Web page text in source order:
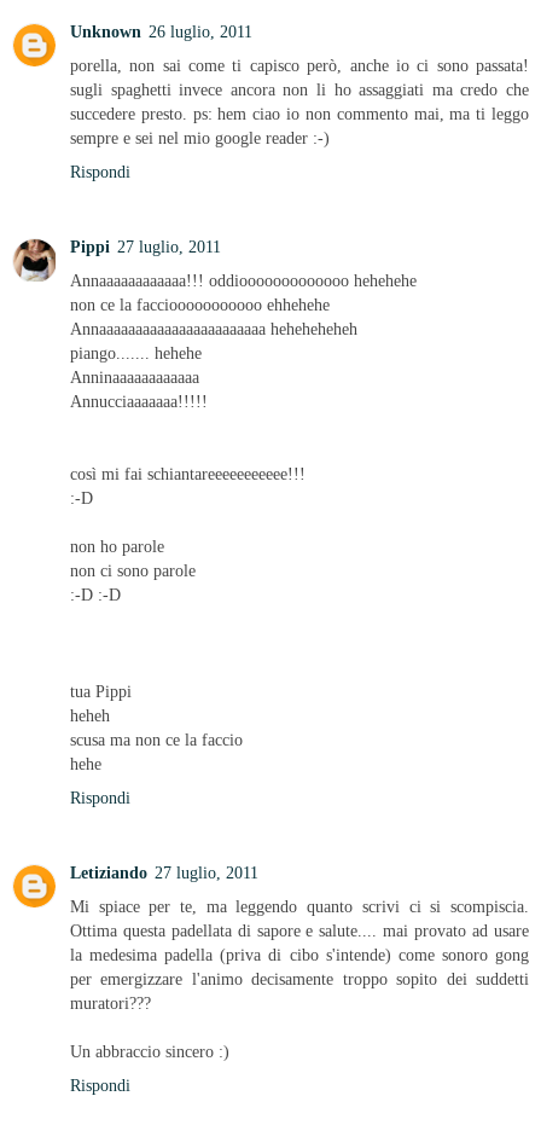
Unknown 26 luglio, 2011
porella, non sai come ti capisco però, anche io ci sono passata!
sugli spaghetti invece ancora non li ho assaggiati ma credo che
succedere presto. ps: hem ciao io non commento mai, ma ti leggo
sempre e sei nel mio google reader :-)
Rispondi
Pippi 27 luglio, 2011
Annaaaaaaaaaaaa!!! oddiooooooooooooo hehehehe
non ce la facciooooooooooo ehhehehe
Annaaaaaaaaaaaaaaaaaaaaaaa heheheheheh
piango....... hehehe
Anninaaaaaaaaaaaa
Annucciaaaaaaa!!!!!
così mi fai schiantareeeeeeeeeee!!!
:-D
non ho parole
non ci sono parole
:-D :-D
tua Pippi
heheh
scusa ma non ce la faccio
hehe
Rispondi
Letiziando 27 luglio, 2011
Mi spiace per te, ma leggendo quanto scrivi ci si scompiscia.
Ottima questa padellata di sapore e salute.... mai provato ad usare
la medesima padella (priva di cibo s'intende) come sonoro gong
per emergizzare l'animo decisamente troppo sopito dei suddetti
muratori???
Un abbraccio sincero :)
Rispondi